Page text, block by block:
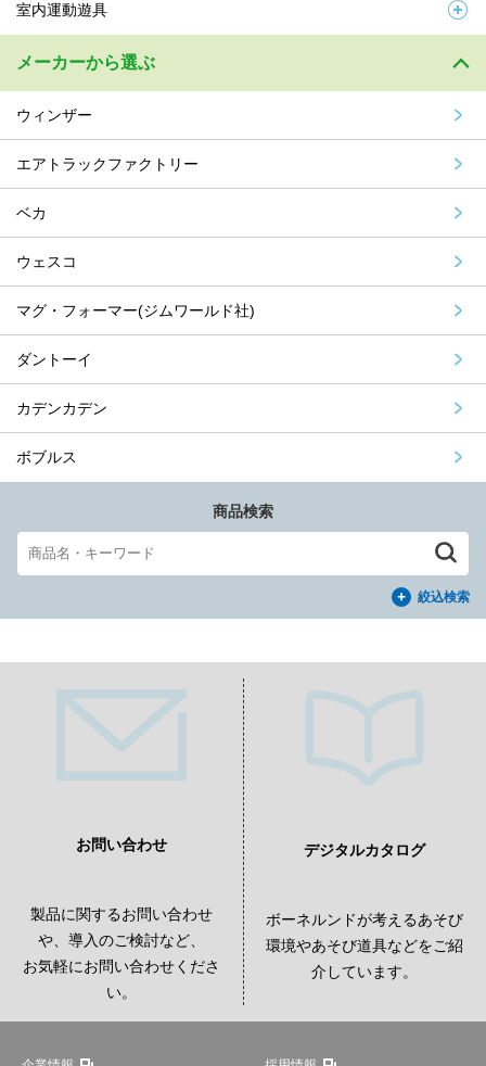
室内運動遊具
メーカーから選ぶ
ウィンザー
エアトラックファクトリー
ベカ
ウェスコ
マグ・フォーマー(ジムワールド社)
ダントーイ
カデンカデン
ボブルス
商品検索
絞込検索
お問い合わせ
製品に関するお問い合わせ
や、導入のご検討など、
お気軽にお問い合わせくださ
い。
デジタルカタログ
ボーネルンドが考えるあそび
環境やあそび道具などをご紹
介しています。